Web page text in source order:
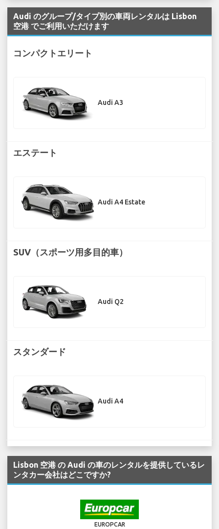
Audi のグループ/タイプ別の車両レンタルは Lisbon
空港 でご利用いただけます
コンパクトエリート
Audi A3
エステート
Audi A4 Estate
SUV（スポーツ用多目的車）
Audi Q2
スタンダード
Audi A4
Lisbon 空港 の Audi の車のレンタルを提供しているレ
ンタカー会社はどこですか?
EUROPCAR